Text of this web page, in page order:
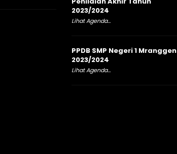
2023/2024
Lihat Agenda...
PPDB SMP Negeri 1 Mranggen
2023/2024
Lihat Agenda...